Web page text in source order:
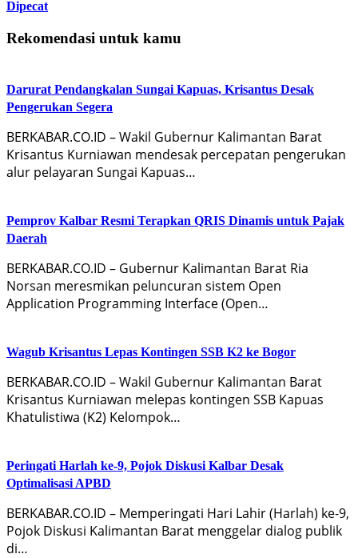
Dipecat
Rekomendasi untuk kamu
Darurat Pendangkalan Sungai Kapuas, Krisantus Desak
Pengerukan Segera
BERKABAR.CO.ID – Wakil Gubernur Kalimantan Barat
Krisantus Kurniawan mendesak percepatan pengerukan
alur pelayaran Sungai Kapuas…
Pemprov Kalbar Resmi Terapkan QRIS Dinamis untuk Pajak
Daerah
BERKABAR.CO.ID – Gubernur Kalimantan Barat Ria
Norsan meresmikan peluncuran sistem Open
Application Programming Interface (Open…
Wagub Krisantus Lepas Kontingen SSB K2 ke Bogor
BERKABAR.CO.ID – Wakil Gubernur Kalimantan Barat
Krisantus Kurniawan melepas kontingen SSB Kapuas
Khatulistiwa (K2) Kelompok…
Peringati Harlah ke-9, Pojok Diskusi Kalbar Desak
Optimalisasi APBD
BERKABAR.CO.ID – Memperingati Hari Lahir (Harlah) ke-9,
Pojok Diskusi Kalimantan Barat menggelar dialog publik
di…